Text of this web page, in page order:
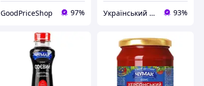
GoodPriceShop 97% Український Кошик 93%